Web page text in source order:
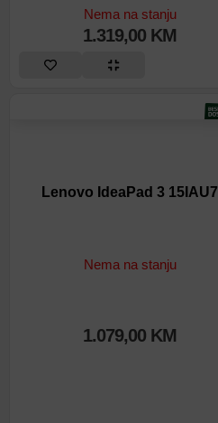
Nema na stanju
1.319,00 KM
Lenovo IdeaPad 3 15IAU7
Nema na stanju
1.079,00 KM